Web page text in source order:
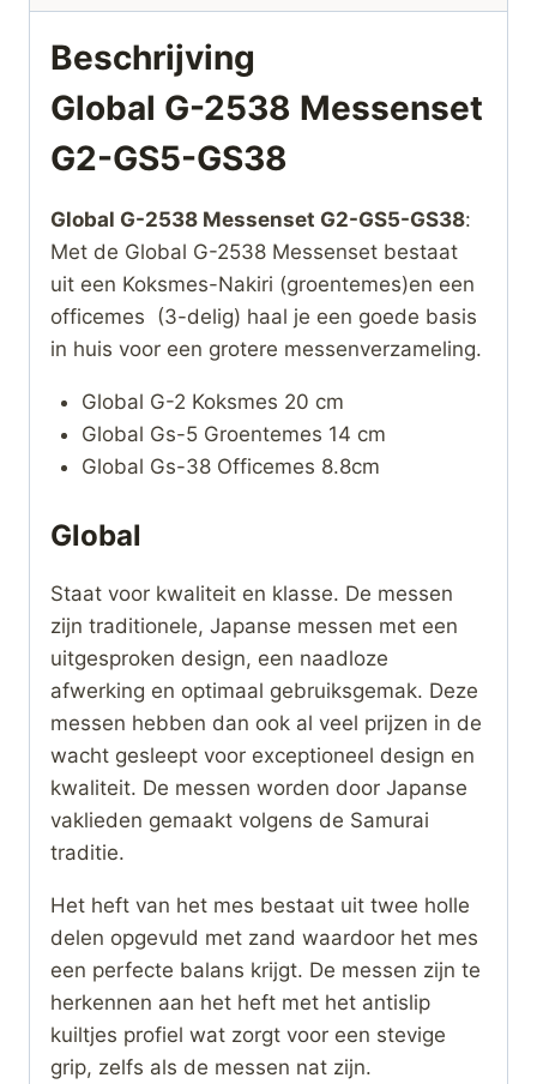
Beschrijving
Global G-2538 Messenset
G2-GS5-GS38
Global G-2538 Messenset G2-GS5-GS38:
Met de Global G-2538 Messenset bestaat
uit een Koksmes-Nakiri (groentemes)en een
officemes (3-delig) haal je een goede basis
in huis voor een grotere messenverzameling.
Global G-2 Koksmes 20 cm
Global Gs-5 Groentemes 14 cm
Global Gs-38 Officemes 8.8cm
Global
Staat voor kwaliteit en klasse. De messen
zijn traditionele, Japanse messen met een
uitgesproken design, een naadloze
afwerking en optimaal gebruiksgemak. Deze
messen hebben dan ook al veel prijzen in de
wacht gesleept voor exceptioneel design en
kwaliteit. De messen worden door Japanse
vaklieden gemaakt volgens de Samurai
traditie.
Het heft van het mes bestaat uit twee holle
delen opgevuld met zand waardoor het mes
een perfecte balans krijgt. De messen zijn te
herkennen aan het heft met het antislip
kuiltjes profiel wat zorgt voor een stevige
grip, zelfs als de messen nat zijn.